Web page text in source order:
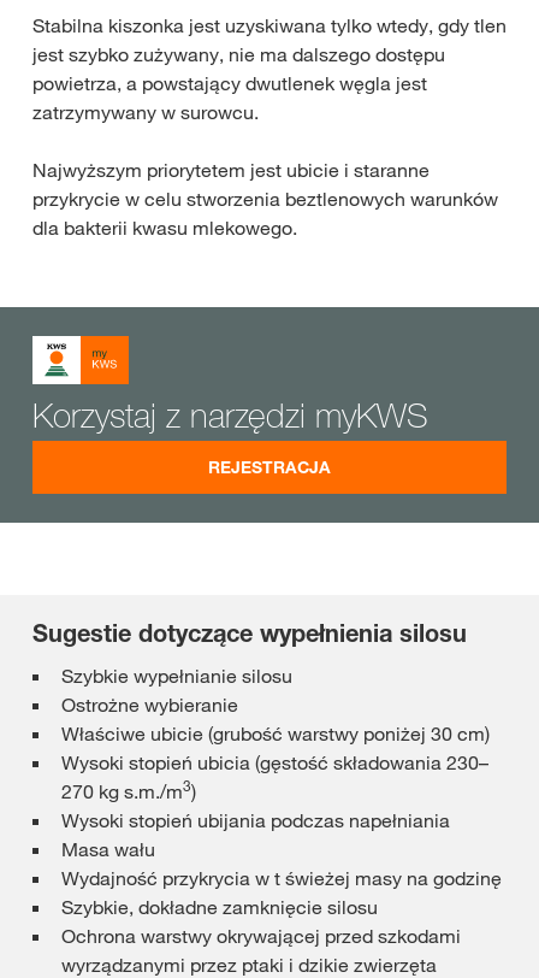
Stabilna kiszonka jest uzyskiwana tylko wtedy, gdy tlen
jest szybko zużywany, nie ma dalszego dostępu
powietrza, a powstający dwutlenek węgla jest
zatrzymywany w surowcu.
Najwyższym priorytetem jest ubicie i staranne
przykrycie w celu stworzenia beztlenowych warunków
dla bakterii kwasu mlekowego.
Korzystaj z narzędzi myKWS
REJESTRACJA
Sugestie dotyczące wypełnienia silosu
Szybkie wypełnianie silosu
Ostrożne wybieranie
Właściwe ubicie (grubość warstwy poniżej 30 cm)
Wysoki stopień ubicia (gęstość składowania 230–
270 kg s.m./m3)
Wysoki stopień ubijania podczas napełniania
Masa wału
Wydajność przykrycia w t świeżej masy na godzinę
Szybkie, dokładne zamknięcie silosu
Ochrona warstwy okrywającej przed szkodami
wyrządzanymi przez ptaki i dzikie zwierzęta